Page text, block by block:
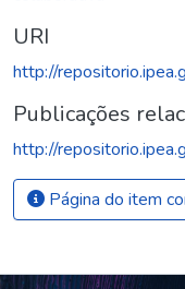
URI
http://
Publicações
http://
Página do item